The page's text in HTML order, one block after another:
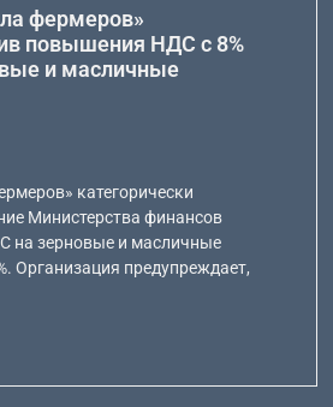
фермеров»
повышения НДС с 8%
и масличные
категорически
Министерства финансов
на зерновые и масличные
Организация предупреждает,